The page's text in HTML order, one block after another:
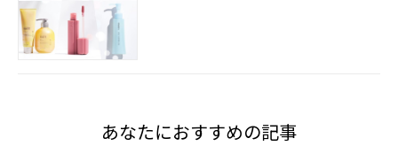
あなたにおすすめの記事